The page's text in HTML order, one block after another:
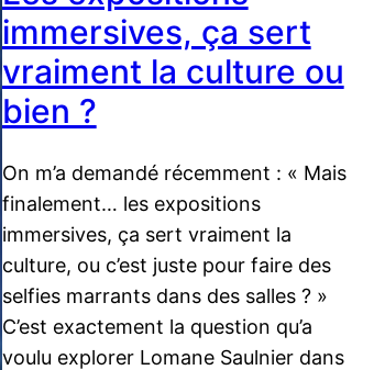
immersives, ça sert
vraiment la culture ou
bien ?
On m’a demandé récemment : « Mais
finalement… les expositions
immersives, ça sert vraiment la
culture, ou c’est juste pour faire des
selfies marrants dans des salles ? »
C’est exactement la question qu’a
voulu explorer Lomane Saulnier dans